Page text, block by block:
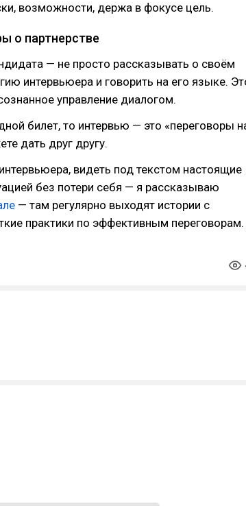
возможности, держа в фокусе цель.
о партнерстве
— не просто рассказывать о своём
интервьюера и говорить на его языке.
управление диалогом.
билет, то интервью — это «переговоры
дать друг другу.
видеть под текстом настоящие
без потери себя — я рассказываю
— там регулярно выходят истории с
практики по эффективным переговорам.